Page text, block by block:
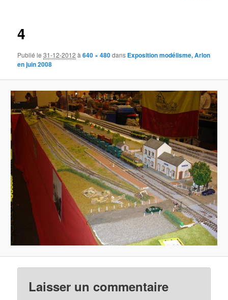
4
Publié le31-12-2012 à640 × 480dans Exposition modélisme, Arlon
en juin 2008
Laisser un commentaire